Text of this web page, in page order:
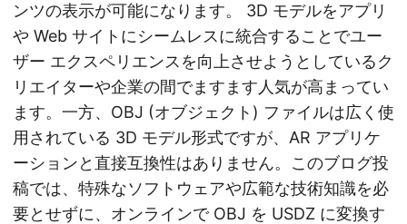
ンツの表示が可能になります。 3D モデルをアプリ
や Web サイトにシームレスに統合することでユー
ザー エクスペリエンスを向上させようとしているク
リエイターや企業の間でますます人気が高まってい
ます。一方、OBJ (オブジェクト) ファイルは広く使
用されている 3D モデル形式ですが、AR アプリケ
ーションと直接互換性はありません。このブログ投
稿では、特殊なソフトウェアや広範な技術知識を必
要とせずに、オンラインで OBJ を USDZ に変換す